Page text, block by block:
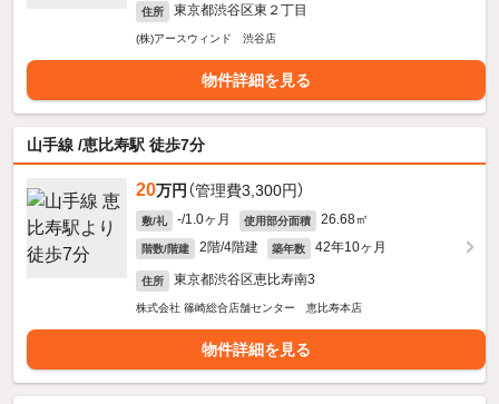
住所 東京都渋谷区東２丁目
(株)アースウィンド 渋谷店
物件詳細を見る
山手線 /恵比寿駅 徒歩7分
20万円 （管理費3,300円）
敷/礼 -/1.0ヶ月 使用部分面積 26.68㎡
階数/階建 2階/4階建 築年数 42年10ヶ月
住所 東京都渋谷区恵比寿南3
株式会社 篠崎総合店舗センター 恵比寿本店
物件詳細を見る